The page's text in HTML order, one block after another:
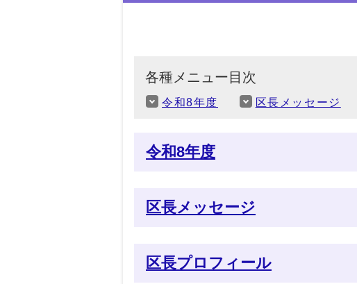
各種メニュー目次
令和8年度 区長メッセージ
令和8年度
区長メッセージ
区長プロフィール